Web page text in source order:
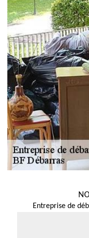
Entreprise de